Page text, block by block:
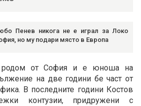
Пенев никога не е играл за Локо
но му подари място в Европа
родом от София и е юноша на
на две години бе част от
В последните години Костов
контузии, придружени с